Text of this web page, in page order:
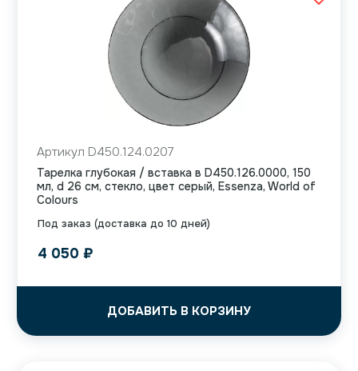
Под заказ (доставка до 10 дней)
Артикул D450.124.0207
Тарелка глубокая / вставка в D450.126.0000, 150
мл, d 26 см, стекло, цвет серый, Essenza, World of
Colours
4 050 ₽
ДОБАВИТЬ В КОРЗИНУ